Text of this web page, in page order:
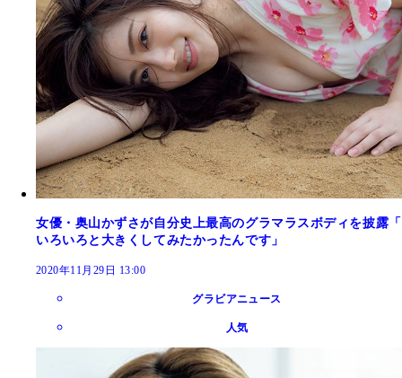
女優・奥山かずさが自分史上最高のグラマラスボディを披露「
いろいろと大きくしてみたかったんです」
2020年11月29日 13:00
グラビアニュース
人気